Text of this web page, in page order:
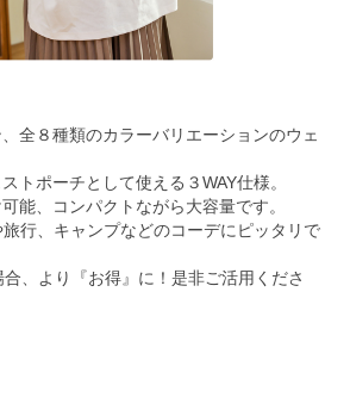
全８種類のカラーバリエーションのウェ
トポーチとして使える３WAY仕様。
能、コンパクトながら大容量です。
旅行、キャンプなどのコーデにピッタリで
、より『お得』に！是非ご活用くださ